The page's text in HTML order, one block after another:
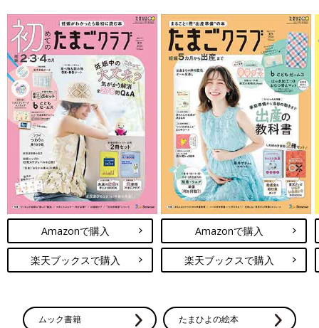
Amazonで購入
楽天ブックスで購入
Amazonで購入
楽天ブックスで購入
ムック書籍 たまひよの絵本